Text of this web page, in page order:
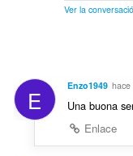
Ver la
E Enzo1949 hace
Una buona
Enlace